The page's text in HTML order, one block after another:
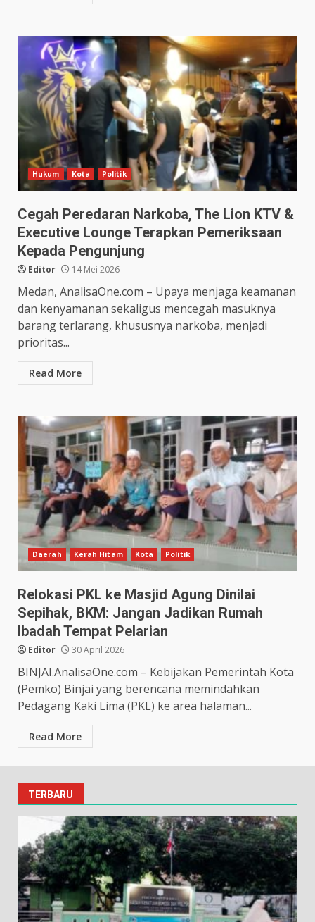
Hukum Kota Politik
Cegah Peredaran Narkoba, The Lion KTV &
Executive Lounge Terapkan Pemeriksaan
Kepada Pengunjung
Editor 14 Mei 2026
Medan, AnalisaOne.com – Upaya menjaga keamanan
dan kenyamanan sekaligus mencegah masuknya
barang terlarang, khususnya narkoba, menjadi
prioritas...
Read More
Daerah Kerah Hitam Kota Politik
Relokasi PKL ke Masjid Agung Dinilai
Sepihak, BKM: Jangan Jadikan Rumah
Ibadah Tempat Pelarian
Editor 30 April 2026
BINJAI.AnalisaOne.com – Kebijakan Pemerintah Kota
(Pemko) Binjai yang berencana memindahkan
Pedagang Kaki Lima (PKL) ke area halaman...
Read More
TERBARU